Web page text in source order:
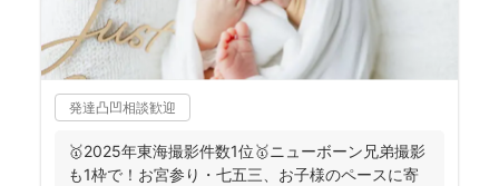
発達凸凹相談歓迎
🥇2025年東海撮影件数1位🥇ニューボーン兄弟撮影
も1枠で！お宮参り・七五三、お子様のペースに寄